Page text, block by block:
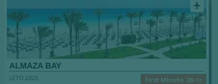
airplanemode_active
ALMAZA BAY
First Minute '26 >>
LETO 2026